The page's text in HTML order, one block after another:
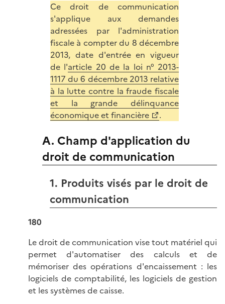
Ce droit de communication
s'applique aux demandes
adressées par l'administration
fiscale à compter du 8 décembre
2013, date d'entrée en vigueur
de l'article 20 de la loi n° 2013-
1117 du 6 décembre 2013 relative
à la lutte contre la fraude fiscale
et la grande délinquance
économique et financière
.
A. Champ d'application du
droit de communication
1. Produits visés par le droit de
communication
180
Le droit de communication vise tout matériel qui
permet d'automatiser des calculs et de
mémoriser des opérations d'encaissement : les
logiciels de comptabilité, les logiciels de gestion
et les systèmes de caisse.